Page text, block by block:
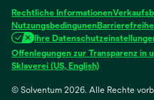
neuen
Registerkarte
geöffnet
neuen
Registerkarte
geöffnet
neuen
Registerkarte
geöffnet
neuen
geöffnet
neuen
Rechtliche Informationen
Nutzungsbedingunen
Ihre
Offenlegungen zur Transparenz in
Sklaverei (US, English)wird
einer
© Solventum 2026. Alle Rechte